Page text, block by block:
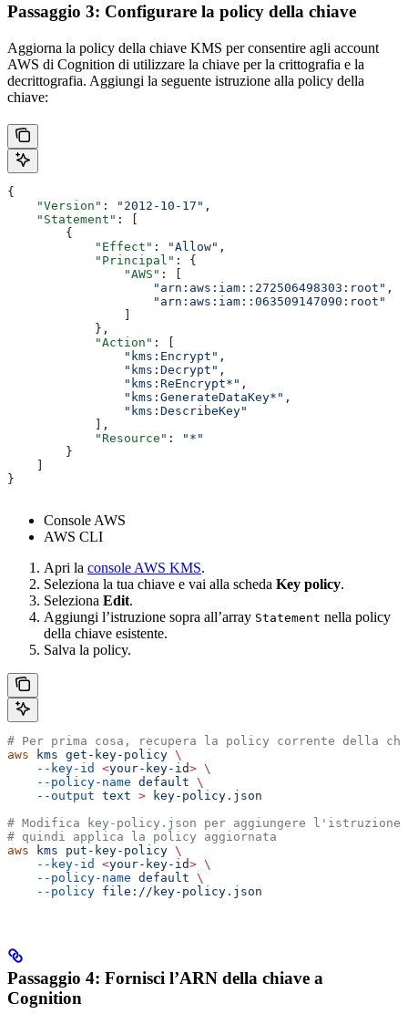
Passaggio 3: Configurare la policy della chiave
Aggiorna la policy della chiave KMS per consentire agli account
AWS di Cognition di utilizzare la chiave per la crittografia e la
decrittografia. Aggiungi la seguente istruzione alla policy della
chiave:
{
    "Version"
: "2012-10-17" ,
    "Statement"
: [
        {
            "Effect"
: "Allow" ,
            "Principal"
: {
                "AWS"
: [
                    "arn:aws:iam::272506498303:root"
,
                    "arn:aws:iam::063509147090:root"
            },
            "Action"
: [
                "kms:Encrypt"
,
                "kms:Decrypt"
,
                "kms:ReEncrypt*"
,
                "kms:GenerateDataKey*"
,
                "kms:DescribeKey"
            ],
            "Resource"
:
"*"
        }
}
Console AWS
AWS CLI
Apri la console AWS KMS.
Seleziona la tua chiave e vai alla scheda Key policy.
Seleziona Edit.
Aggiungi l’istruzione sopra all’array Statement nella policy
della chiave esistente.
Salva la policy.
# Per prima cosa, recupera la policy corrente della
aws kms get-key-policy \
    --key-id
<your-key-i d> \
    --policy-name
default \
    --output
text > key-policy.json
# Modifica key-policy.json per aggiungere l'istruzione
# quindi applica la policy aggiornata
aws kms put-key-policy \
    --key-id
<your-key-i d> \
    --policy-name
default \
    --policy
file://key-policy.json
Passaggio 4: Fornisci l’ARN della chiave a
Cognition